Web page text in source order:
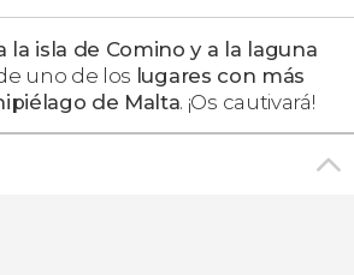
la isla de Comino y a la laguna
uno de los lugares con más
de Malta. ¡Os cautivará!